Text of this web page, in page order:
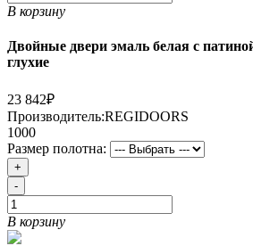
В корзину
Двойные двери эмаль белая с
глухие
23 842₽
Производитель:REGIDOORS
1000
Размер полотна:
+
-
В корзину